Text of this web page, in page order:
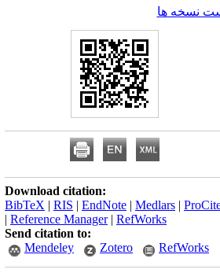
نسخه ها
Download citation:
BibTeX | RIS | EndNote | Medlars |
| Reference Manager| RefWorks
Send citation to:
Mendeley
Zotero RefWorks